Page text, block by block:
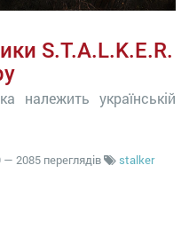
S.T.A.L.K.E.R.
належить українській
— 2085 переглядів
stalker